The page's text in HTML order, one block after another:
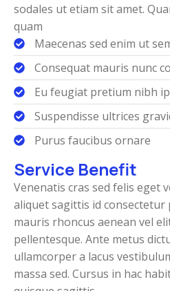
sodales ut etiam sit amet.
quam
Maecenas sed enim ut
Consequat mauris nunc
Eu feugiat pretium nibh
Suspendisse ultrices
Purus faucibus ornare
Service Benefit
Venenatis cras sed felis eget
aliquet sagittis id consectetur
mauris rhoncus aenean vel
pellentesque. Ante metus
ullamcorper a lacus
massa sed. Cursus in hac